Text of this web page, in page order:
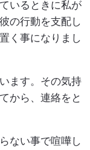
いるときに私が
の行動を支配し
く事になりまし
ます。その気持
から、連絡をと
ない事で喧嘩し